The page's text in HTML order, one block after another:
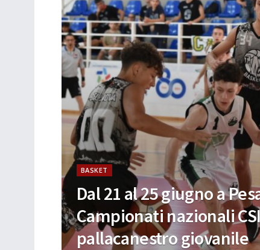
BASKET
Dal 21 al 25 giugno a
Campionati nazionali
pallacanestro giovanile